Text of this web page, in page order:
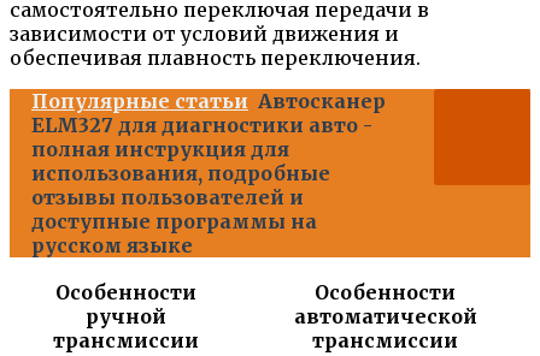
самостоятельно переключая передачи в
зависимости от условий движения и
обеспечивая плавность переключения.
Популярные статьи Автосканер
ELM327 для диагностики авто -
полная инструкция для
использования, подробные
отзывы пользователей и
доступные программы на
русском языке
Особенности
ручной
трансмиссии
Особенности
автоматической
трансмиссии